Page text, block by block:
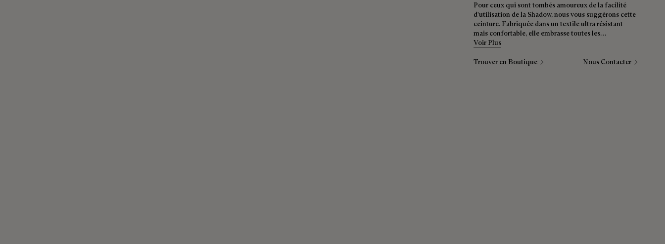
Pour ceux qui sont tombés amoureux de la facilité
d'utilisation de la Shadow, nous vous suggérons cette
ceinture. Fabriquée dans un textile ultra résistant
mais confortable, elle embrasse toutes les
Voir Plus
Trouver en Boutique Nous Contacter